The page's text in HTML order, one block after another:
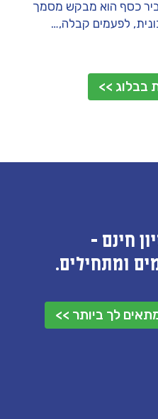
כסף הוא מבקש מסמך
לפעמים קבלה,…
בבלוג >>
ומתחילים.
לך ביותר >>